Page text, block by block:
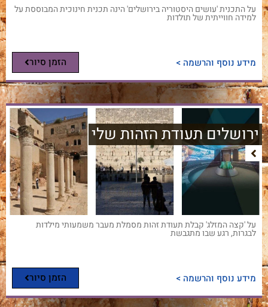
על התכנית 'עושים היסטוריה בירושלים' הינה תכנית חינוכית המבוססת על
למידה חווייתית של תולדות
מידע נוסף והרשמה > הזמן סיור
ירושלים תעודת הזהות שלי
על 'קצה המזלג' קבלת תעודת זהות מסמלת מעבר משמעותי מילדות
לבגרות, רגע שבו מתגבשת
מידע נוסף והרשמה > הזמן סיור